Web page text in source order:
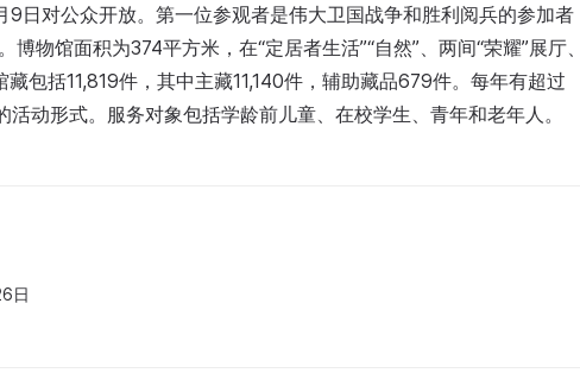
日对公众开放。第一位参观者是伟大卫国战争和胜利阅兵的参加者
物馆面积为374平方米，在“定居者生活”“自然”、两间“荣耀”展厅、
包括11,819件，其中主藏11,140件，辅助藏品679件。每年有超过
动形式。服务对象包括学龄前儿童、在校学生、青年和老年人。
日